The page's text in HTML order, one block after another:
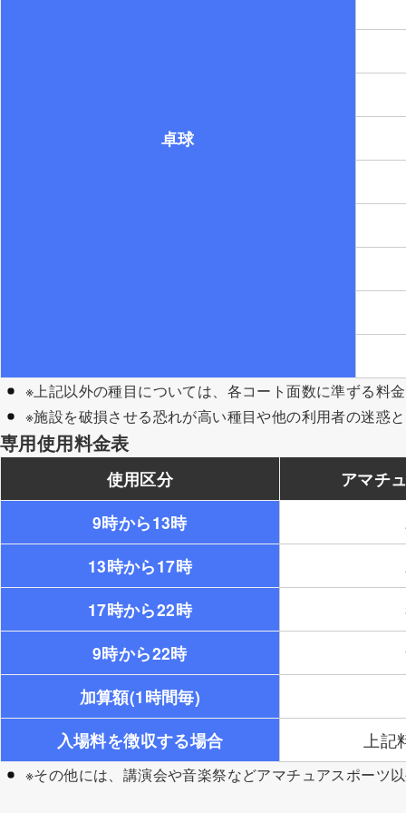
卓球
※上記以外の種目については、各コート面数に準ずる料金
※施設を破損させる恐れが高い種目や他の利用者の迷惑
専用使用料金表
使用区分 アマチ
9時から13時
13時から17時
17時から22時
9時から22時
加算額(1時間毎)
入場料を徴収する場合
上記
※その他には、講演会や音楽祭などアマチュアスポーツ以